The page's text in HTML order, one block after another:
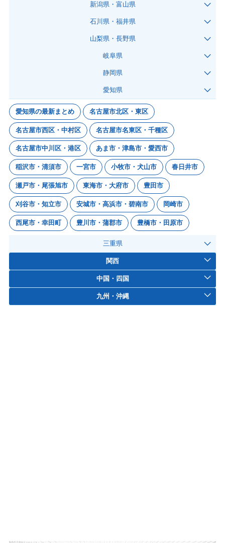
新潟県・富山県
石川県・福井県
山梨県・長野県
岐阜県
静岡県
愛知県
愛知県の最新まとめ 名古屋市北区・東区
名古屋市西区・中村区 名古屋市名東区・千種区
名古屋市中川区・港区 あま市・津島市・愛西市
稲沢市・清須市 一宮市 小牧市・犬山市 春日井市
瀬戸市・尾張旭市 東海市・大府市 豊田市
刈谷市・知立市 安城市・高浜市・碧南市 岡崎市
西尾市・幸田町 豊川市・蒲郡市 豊橋市・田原市
三重県
関西
中国・四国
九州・沖縄